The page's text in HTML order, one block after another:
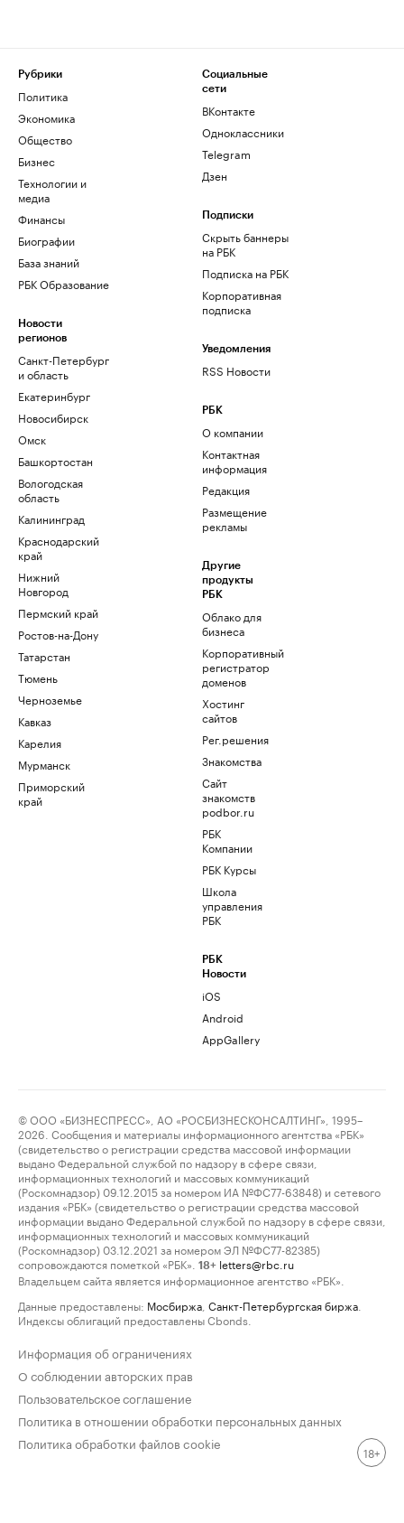
Рубрики
Политика
Экономика
Общество
Бизнес
Технологии и
медиа
Финансы
Биографии
База знаний
РБК Образование
Новости
регионов
Санкт-Петербург
и область
Екатеринбург
Новосибирск
Омск
Башкортостан
Вологодская
область
Калининград
Краснодарский
край
Нижний
Новгород
Пермский край
Ростов-на-Дону
Татарстан
Тюмень
Черноземье
Кавказ
Карелия
Мурманск
Приморский
край
Социальные
сети
ВКонтакте
Одноклассники
Telegram
Дзен
Подписки
Скрыть баннеры
на РБК
Подписка на РБК
Корпоративная
подписка
Уведомления
RSS Новости
РБК
О компании
Контактная
информация
Редакция
Размещение
рекламы
Другие
продукты
РБК
Облако для
бизнеса
Корпоративный
регистратор
доменов
Хостинг
сайтов
Рег.решения
Знакомства
Сайт
знакомств
podbor.ru
РБК
Компании
РБК Курсы
Школа
управления
РБК
РБК
Новости
iOS
Android
AppGallery
© ООО «БИЗНЕСПРЕСС», АО «РОСБИЗНЕСКОНСАЛТИНГ», 1995–
2026. Сообщения и материалы информационного агентства «РБК»
(свидетельство о регистрации средства массовой информации
выдано Федеральной службой по надзору в сфере связи,
информационных технологий и массовых коммуникаций
(Роскомнадзор) 09.12.2015 за номером ИА №ФС77-63848) и сетевого
издания «РБК» (свидетельство о регистрации средства массовой
информации выдано Федеральной службой по надзору в сфере связи,
информационных технологий и массовых коммуникаций
(Роскомнадзор) 03.12.2021 за номером ЭЛ №ФС77-82385)
сопровождаются пометкой «РБК».
18+ letters@rbc.ru
Владельцем сайта является информационное агентство «РБК».
Данные предоставлены: Мосбиржа Санкт-Петербургская биржа
Индексы облигаций предоставлены Cbonds.
Информация об ограничениях
О соблюдении авторских прав
Пользовательское соглашение
Политика в отношении обработки персональных данных
Политика обработки файлов cookie
18+